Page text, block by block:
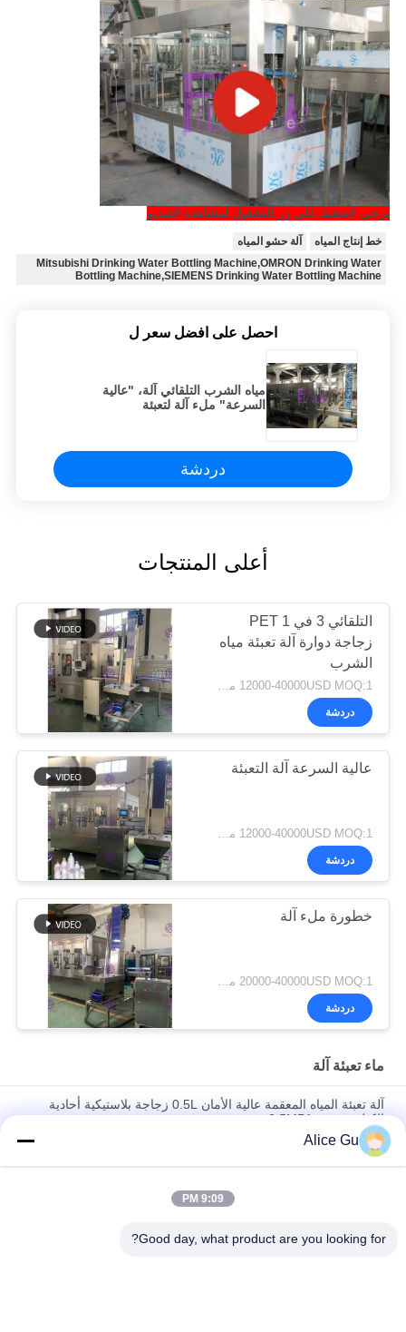
يرجى الضغط على زر التشغيل لمشاهدة الفيديو
خط إنتاج المياه
آلة حشو المياه
Mitsubishi Drinking Water Bottling Machine,OMRON Drinking Water
Bottling Machine,SIEMENS Drinking Water Bottling Machine
احصل على افضل سعر ل
مياه الشرب التلقائي آلة، "عالية
السرعة" ملء آلة لتعبئة
دردشة
أعلى المنتجات
التلقائي 3 في 1 PET
زجاجة دوارة آلة تعبئة مياه
الشرب
12000-40000USD MOQ:1 مجموعة
دردشة
عالية السرعة آلة التعبئة
12000-40000USD MOQ:1 مجموعة
دردشة
خطورة ملء آلة
20000-40000USD MOQ:1 مجموعة
دردشة
ماء تعبئة آلة
آلة تعبئة المياه المعقمة عالية الأمان 0.5L زجاجة بلاستيكية أحادية
الكتلة معقمة 0.5MPA
المعدنية
آلة تعبئة الحليب / جهاز تعبئة الحليب الأوتوماتيكي أحادي الكتلة
Alice Gu
9:09 PM
Good day, what product are you looking for?